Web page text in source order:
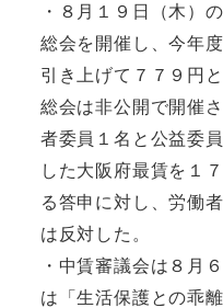
・８月１９日（木）
総会を開催し、今年
引き上げて７７９円
総会は非公開で開催
者委員１名と公益委
した大阪府最賃を１
る答申に対し、労働
は反対した。
・中賃審議会は８月
は「生活保護との乖